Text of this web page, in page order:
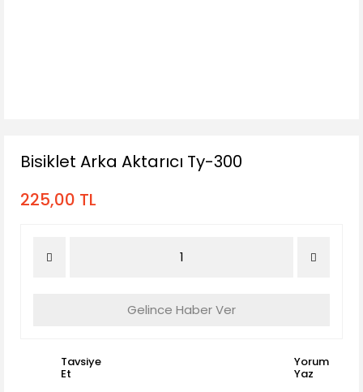
Bisiklet Arka Aktarıcı Ty-300
225,00 TL
Gelince Haber Ver
Tavsiye
Et
Yorum
Yaz